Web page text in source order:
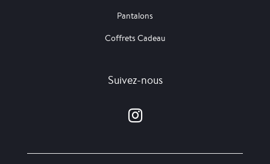
Pantalons
Coffrets Cadeau
Suivez-nous